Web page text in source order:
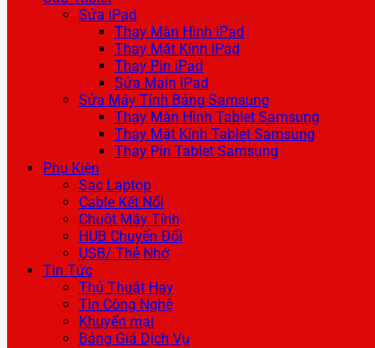
Sửa iPad
Thay Màn Hình iPad
Thay Mặt Kính iPad
Thay Pin iPad
Sửa Main iPad
Sửa Máy Tính Bảng Samsung
Thay Màn Hình Tablet Samsung
Thay Mặt Kính Tablet Samsung
Thay Pin Tablet Samsung
Phụ Kiện
Sạc Laptop
Cable Kết Nối
Chuột Máy Tính
HUB Chuyển Đổi
USB/ Thẻ Nhớ
Tin Tức
Thủ Thuật Hay
Tin Công Nghệ
Khuyến mại
Bảng Giá Dịch Vụ